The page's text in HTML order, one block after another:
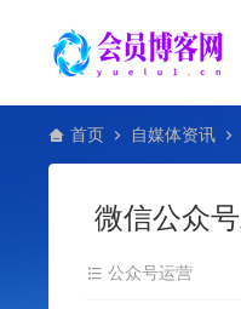
首页 自媒体资讯
微信公众
公众号运营